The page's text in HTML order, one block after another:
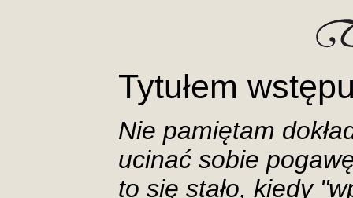
Tytułem
Nie pamiętam
ucinać sobie
to się stało, kiedy